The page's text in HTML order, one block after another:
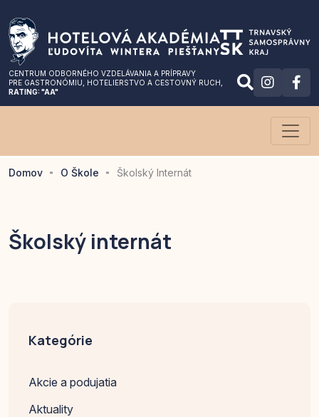
CENTRUM ODBORNÉHO VZDELÁVANIA A PRÍPRAVY
PRE GASTRONÓMIU , HOTELIERSTVO A CESTOVNÝ RUCH,
RATING: "AA"
Domov O Škole Školský Internát
Školský internát
Kategórie
Akcie a podujatia
Aktuality